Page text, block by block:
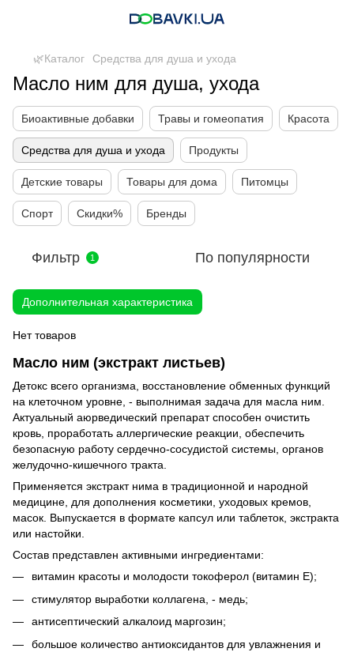
🌿Каталог Средства для душа и ухода
Масло ним для душа, ухода
Биоактивные добавки Травы и гомеопатия Красота
Средства для душа и ухода Продукты
Детские товары Товары для дома Питомцы
Спорт Скидки% Бренды
Фильтр 1 По популярности
Дополнительная характеристика
Нет товаров
Масло ним (экстракт листьев)
Детокс всего организма, восстановление обменных функций
на клеточном уровне, - выполнимая задача для масла ним.
Актуальный аюрведический препарат способен очистить
кровь, проработать аллергические реакции, обеспечить
безопасную работу сердечно-сосудистой системы, органов
желудочно-кишечного тракта.
Применяется экстракт нима в традиционной и народной
медицине, для дополнения косметики, уходовых кремов,
масок. Выпускается в формате капсул или таблеток, экстракта
или настойки.
Состав представлен активными ингредиентами:
витамин красоты и молодости токоферол (витамин Е);
стимулятор выработки коллагена, - медь;
антисептический алкалоид маргозин;
большое количество антиоксидантов для увлажнения и